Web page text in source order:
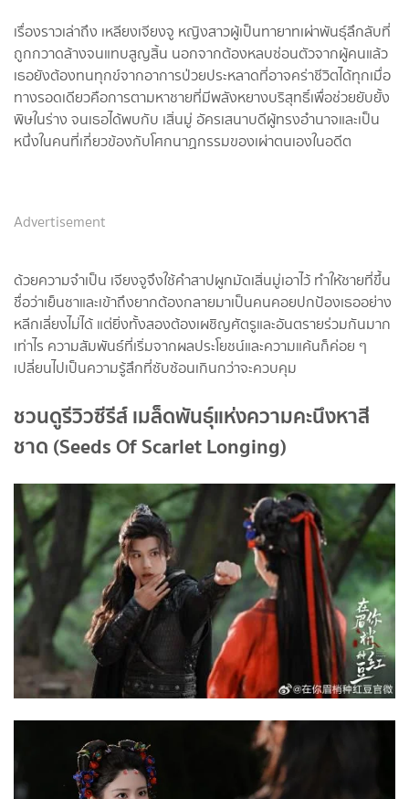
เรื่องราวเล่าถึง เหลียงเจียงจู หญิงสาวผู้เป็นทายาทเผ่าพันธุ์ลึกลับที่
ถูกกวาดล้างจนแทบสูญสิ้น นอกจากต้องหลบซ่อนตัวจากผู้คนแล้ว
เธอยังต้องทนทุกข์จากอาการป่วยประหลาดที่อาจคร่าชีวิตได้ทุกเมื่อ
ทางรอดเดียวคือการตามหาชายที่มีพลังหยางบริสุทธิ์เพื่อช่วยยับยั้ง
พิษในร่าง จนเธอได้พบกับ เสิ่นมู่ อัครเสนาบดีผู้ทรงอำนาจและเป็น
หนึ่งในคนที่เกี่ยวข้องกับโศกนาฏกรรมของเผ่าตนเองในอดีต
Advertisement
ด้วยความจำเป็น เจียงจูจึงใช้คำสาปผูกมัดเสิ่นมู่เอาไว้ ทำให้ชายที่ขึ้น
ชื่อว่าเย็นชาและเข้าถึงยากต้องกลายมาเป็นคนคอยปกป้องเธออย่าง
หลีกเลี่ยงไม่ได้ แต่ยิ่งทั้งสองต้องเผชิญศัตรูและอันตรายร่วมกันมาก
เท่าไร ความสัมพันธ์ที่เริ่มจากผลประโยชน์และความแค้นก็ค่อย ๆ
เปลี่ยนไปเป็นความรู้สึกที่ซับซ้อนเกินกว่าจะควบคุม
ชวนดูรีวิวซีรีส์ เมล็ดพันธุ์แห่งความคะนึงหาสี
ชาด (Seeds Of Scarlet Longing)